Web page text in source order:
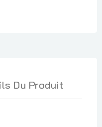
Du Produit